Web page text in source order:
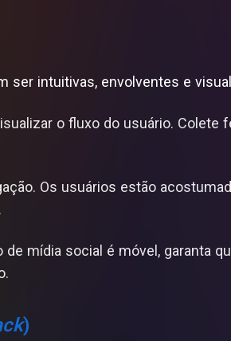
ser intuitivas, envolventes e
o fluxo do usuário. Colete
Os usuários estão
de mídia social é móvel, garanta
)